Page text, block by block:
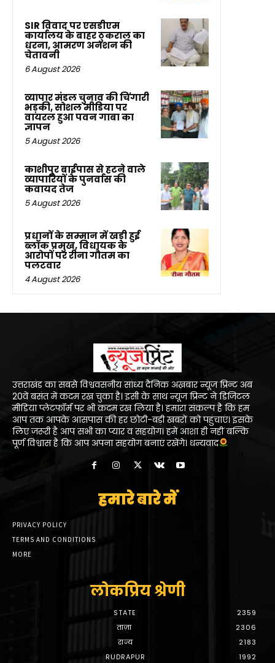
SIR विवाद पर एसडीएम
कार्यालय के बाहर ठुकराल का
धरना, आमरण अनशन की
चेतावनी
6 August 2026
व्यापार मंडल चुनाव की चिंगारी
भड़की, सोशल मीडिया पर
वायरल हुआ पवन गाबा का
ज्ञापन
5 August 2026
काशीपुर बाईपास से हटने वाले
व्यापारियों के पुनर्वास की
कवायद तेज
5 August 2026
प्रधानों के सम्मान में खड़ी हुई
ब्लॉक प्रमुख, विधायक के
आरोपों पर रीना गौतम का
पलटवार
4 August 2026
उत्तराखंड का सबसे विश्ववसनीय सांध्य दैनिक अख़बार न्यूज प्रिन्ट अब
20वें बसंत में कदम रख चुका है। इसी के साथ न्यूज प्रिन्ट ने डिजिटल
मीडिया प्लेटफॉर्म पर भी कदम रख लिया है। हमारा संकल्प है कि हम
आप तक आपके आसपास की हर छोटी-बड़ी खबरों को पहुंचाएं। इसके
लिए जरूरी है आप सभी का प्यार व सहयोग। हमें आशा ही नहीं बल्कि
पूर्ण विश्वास है कि आप अपना सहयोग बनाएं रखेंगे। धन्यवाद
हमारे बारे में
PRIVACY POLICY
TERMS AND CONDITIONS
MORE
लोकप्रिय श्रेणी
STATE
2359
ताज़ा
2306
राज्य
2183
RUDRAPUR
1992